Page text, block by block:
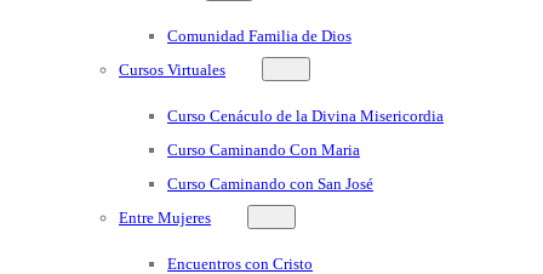
Comunidad Familia de Dios
Cursos Virtuales
Curso Cenáculo de la Divina Misericordia
Curso Caminando Con Maria
Curso Caminando con San José
Entre Mujeres
Encuentros con Cristo